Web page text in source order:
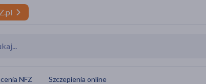
NFZ Szczepienia online